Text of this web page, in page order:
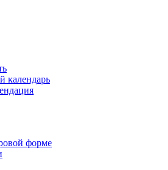
календарь
форме